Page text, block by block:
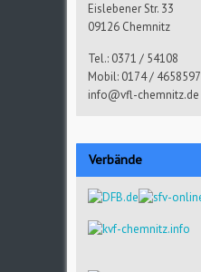
Eislebener Str. 33
09126 Chemnitz
Tel.: 0371 / 54108
Mobil: 0174 / 4658597
info@vfl-chemnitz.de
Verbände